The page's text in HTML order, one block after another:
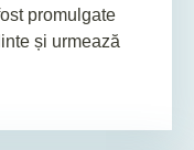
promulgate
și urmează